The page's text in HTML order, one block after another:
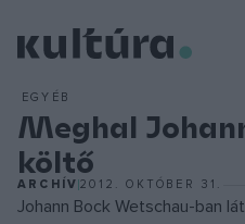
EGYÉB
Meghal
költő
ARCHÍV2012. OKTÓBER 31.
Johann Bock Wetschau-ban